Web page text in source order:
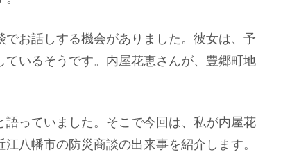
お話しする機会がありました。彼女は、予
いるそうです。内屋花恵さんが、豊郷町地
っていました。そこで今回は、私が内屋花
八幡市の防災商談の出来事を紹介します。